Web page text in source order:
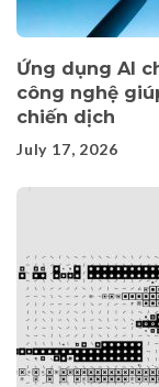
Ứng dụng AI
công nghệ
chiến dịch
July 17, 2026